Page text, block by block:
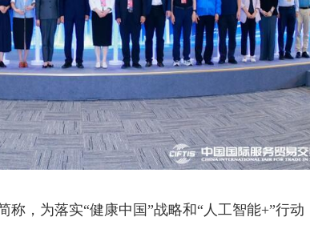
称，为落实“健康中国”战略和“人工智能+”行动